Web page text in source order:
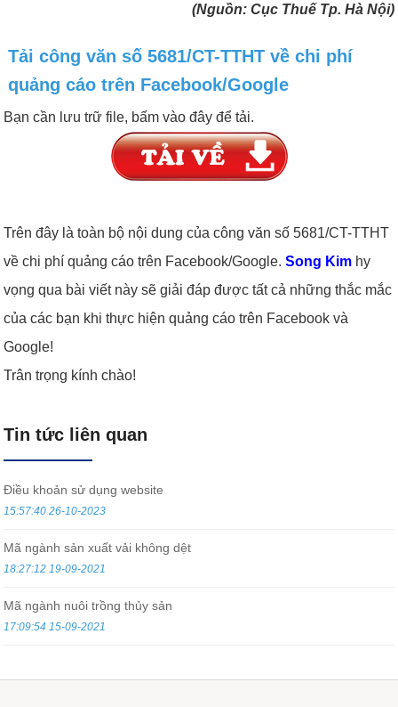
(Nguồn: Cục Thuế Tp. Hà Nội)
Tải công văn số 5681/CT-TTHT về chi phí
quảng cáo trên Facebook/Google
Bạn cần lưu trữ file, bấm vào đây để tải.
Trên đây là toàn bộ nội dung của công văn số 5681/CT-TTHT
về chi phí quảng cáo trên Facebook/Google.Song Kim hy
vọng qua bài viết này sẽ giải đáp được tất cả những thắc mắc
của các bạn khi thực hiện quảng cáo trên Facebook và
Google!
Trân trọng kính chào!
Tin tức liên quan
Điều khoản sử dụng website
15:57:40 26-10-2023
Mã ngành sản xuất vải không dệt
18:27:12 19-09-2021
Mã ngành nuôi trồng thủy sản
17:09:54 15-09-2021